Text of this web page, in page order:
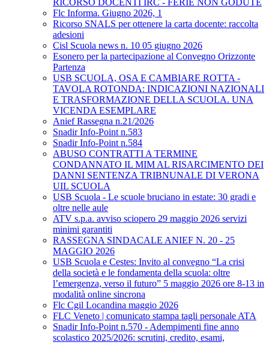
RICORSO DOCENTI IRC - FERIE NON GODUTE
Flc Informa. Giugno 2026, 1
Ricorso SNALS per ottenere la carta docente: raccolta
adesioni
Cisl Scuola news n. 10 05 giugno 2026
Esonero per la partecipazione al Convegno Orizzonte
Partenza
USB SCUOLA, OSA E CAMBIARE ROTTA -
TAVOLA ROTONDA: INDICAZIONI NAZIONALI
E TRASFORMAZIONE DELLA SCUOLA. UNA
VICENDA ESEMPLARE
Anief Rassegna n.21/2026
Snadir Info-Point n.583
Snadir Info-Point n.584
ABUSO CONTRATTI A TERMINE
CONDANNATO IL MIM AL RISARCIMENTO DEI
DANNI SENTENZA TRIBNUNALE DI VERONA
UIL SCUOLA
USB Scuola - Le scuole bruciano in estate: 30 gradi e
oltre nelle aule
ATV s.p.a. avviso sciopero 29 maggio 2026 servizi
minimi garantiti
RASSEGNA SINDACALE ANIEF N. 20 - 25
MAGGIO 2026
USB Scuola e Cestes: Invito al convegno “La crisi
della società e le fondamenta della scuola: oltre
l’emergenza, verso il futuro” 5 maggio 2026 ore 8-13 in
modalità online sincrona
Flc Cgil Locandina maggio 2026
FLC Veneto | comunicato stampa tagli personale ATA
Snadir Info-Point n.570 - Adempimenti fine anno
scolastico 2025/2026: scrutini, credito, esami,